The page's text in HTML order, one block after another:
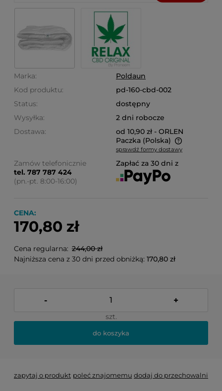
Marka:
Poldaun
Kod produktu:
pd-160-cbd-002
Status:
dostępny
Wysyłka:
2 dni robocze
Dostawa:
od 10,90 zł - ORLEN
Paczka (Polska)
Cena nie zawiera ewentualnych kosztów płatności
sprawdź formy dostawy
Zamów telefonicznie
tel. 787 787 424
(pn.-pt. 8:00-16:00)
Zapłać za 30 dni z
CENA:
170,80 zł
Cena regularna: 244,00 zł
Najniższa cena z 30 dni przed obniżką: 170,80 zł
- +
szt.
do koszyka
zapytaj o produkt poleć znajomemu dodaj do przechowalni